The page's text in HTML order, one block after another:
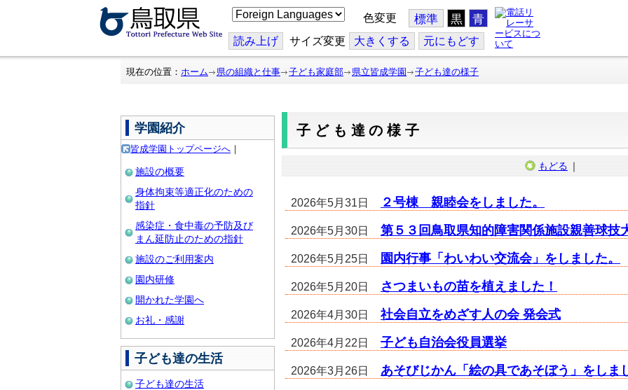
こ
の
ジ
を
翻
色変更 標準 黒 青
読み上げ サイズ変更 大きくする 元にもどす
現在の位置： ホーム 県の組織と仕事 子ども家庭部 県立皆成学園 子ども達の様子
学園紹介
皆成学園トップページへ ｜
施設の概要
身体拘束等適正化のための
指針
感染症・食中毒の予防及び
まん延防止のための指針
施設のご利用案内
園内研修
開かれた学園へ
お礼・感謝
子ども達の生活
子ども達の生活
子ども達の様子
もどる ｜
2026年5月31日 ２号棟 親睦会をしました。
2026年5月30日 第５３回鳥取県知的障害関係施設親善球技
2026年5月25日 園内行事「わいわい交流会」をしました。
2026年5月20日 さつまいもの苗を植えました！
2026年4月30日 社会自立をめざす人の会 発会式
2026年4月22日 子ども自治会役員選挙
2026年3月26日 あそびじかん「絵の具であそぼう」をしま